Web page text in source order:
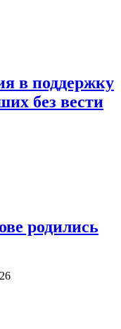
в поддержку
без вести
родились